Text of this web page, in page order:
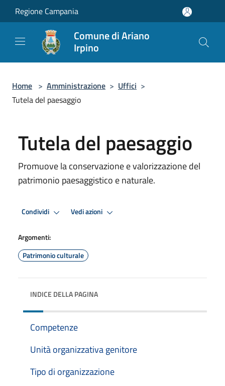
Salta al contenuto principale
Regione Campania
Comune di Ariano
Irpino
Home > Amministrazione > Uffici >
Tutela del paesaggio
Tutela del paesaggio
Promuove la conservazione e valorizzazione del
patrimonio paesaggistico e naturale.
Condividi Vedi azioni
Argomenti:
Patrimonio culturale
INDICE DELLA PAGINA
Competenze
Unità organizzativa genitore
Tipo di organizzazione